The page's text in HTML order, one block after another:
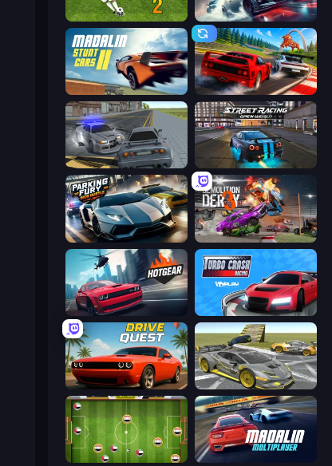
Penalty Shooters 2 Xtreme City Drifting
Madalin Stunt Cars 2 Racing: Online!
RCC City Racing
Parking Fury 3D: Side Hustle Demolition Derby 3
Hotgear Turbo Crash
Drive Quest Wrong Way
Soccer Challenge